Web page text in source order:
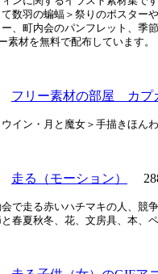
数羽の蝙蝠＞祭りのポスター
、町内会のパンフレット、季
素材を無料で配布しています。
フリー素材の部屋 カプ
ウイン・月と魔女＞手描きほん
走る（モーション）
会で走る赤いハチマキの人、競
春夏秋冬、花、文房具、本、